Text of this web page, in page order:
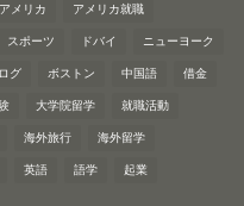
アメリカ アメリカ就職
スポーツ ドバイ ニューヨーク
グ ボストン 中国語 借金
大学院留学 就職活動
海外旅行 海外留学
英語 語学 起業